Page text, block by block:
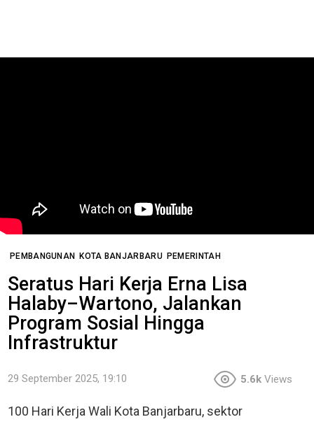
PEMBANGUNAN KOTA BANJARBARU PEMERINTAH
Seratus Hari Kerja Erna Lisa
Halaby–Wartono, Jalankan
Program Sosial Hingga
Infrastruktur
29 September 2025, 19:10 5.6k Views
100 Hari Kerja Wali Kota Banjarbaru, sektor